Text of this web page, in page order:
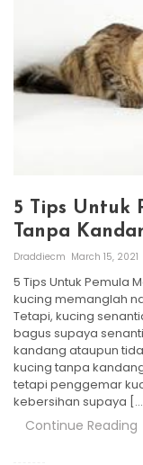
5 Tips Untuk
Tanpa
Draddiecm March 15, 2021
5 Tips Untuk Pemula
kucing memanglah
Tetapi, kucing
bagus supaya
kandang ataupun
kucing tanpa
tetapi penggemar
kebersihan supaya […]
Continue Reading